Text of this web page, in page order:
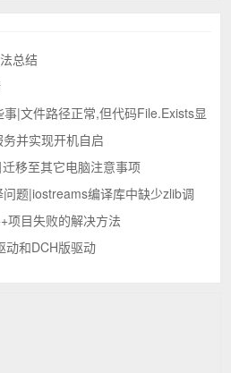
总结
|文件路径正常,但代码File.Exists显
径和手写的路径不一致
并实现开机自启
移至其它电脑注意事项
题|iostreams编译库中缺少zlib调
符号 "int const
项目失败的解决方法
动和DCH版驱动